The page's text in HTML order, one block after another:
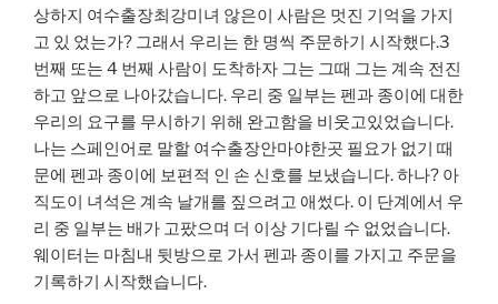
상하지 여수출장최강미녀 않은이 사람은 멋진 기억을 가지
고 있 었는가? 그래서 우리는 한 명씩 주문하기 시작했다.3
번째 또는 4 번째 사람이 도착하자 그는 그때 그는 계속 전진
하고 앞으로 나아갔습니다. 우리 중 일부는 펜과 종이에 대한
우리의 요구를 무시하기 위해 완고함을 비웃고있었습니다.
나는 스페인어로 말할 여수출장안마야한곳 필요가 없기 때
문에 펜과 종이에 보편적 인 손 신호를 보냈습니다. 하나? 아
직도이 녀석은 계속 날개를 짚으려고 애썼다. 이 단계에서 우
리 중 일부는 배가 고팠으며 더 이상 기다릴 수 없었습니다.
웨이터는 마침내 뒷방으로 가서 펜과 종이를 가지고 주문을
기록하기 시작했습니다.